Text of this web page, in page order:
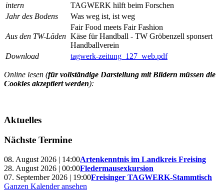
intern
TAGWERK hilft beim Forschen
Jahr des Bodens
Was weg ist, ist weg
Aus den TW-Läden
Fair Food meets Fair Fashion
Käse für Handball - TW Gröbenzell sponsert
Handballverein
Download
tagwerk-zeitung_127_web.pdf
Online lesen (für vollständige Darstellung mit Bildern müssen die
Cookies akzeptiert werden):
Aktuelles
Nächste Termine
08. August 2026 | 14:00Artenkenntnis im Landkreis Freising
28. August 2026 | 00:00Fledermausexkursion
07. September 2026 | 19:00Freisinger TAGWERK-Stammtisch
Ganzen Kalender ansehen